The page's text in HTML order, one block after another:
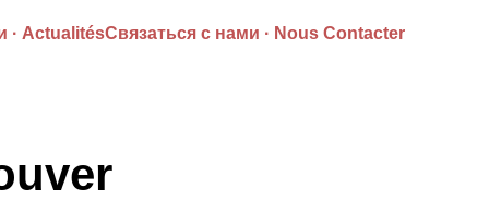
· ActualitésСвязаться с нами · Nous Contacter